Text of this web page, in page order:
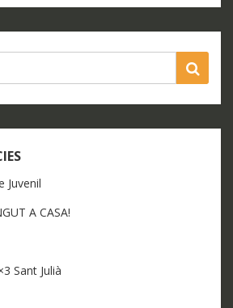
Juvenil
A CASA!
Sant Julià